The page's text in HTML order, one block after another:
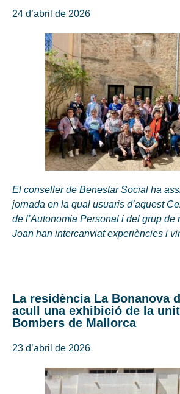
24 d’abril de 2026
El conseller de Benestar Social ha
jornada en la qual usuaris d’aquest
de l’Autonomia Personal i del grup de
Joan han intercanviat experiències i
La residència La Bonanova
acull una exhibició de la
Bombers de Mallorca
23 d’abril de 2026